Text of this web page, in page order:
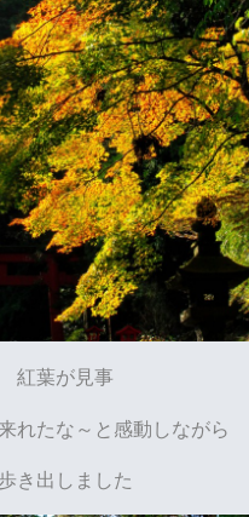
紅葉が見事
れたな～と感動しながら
き出しました